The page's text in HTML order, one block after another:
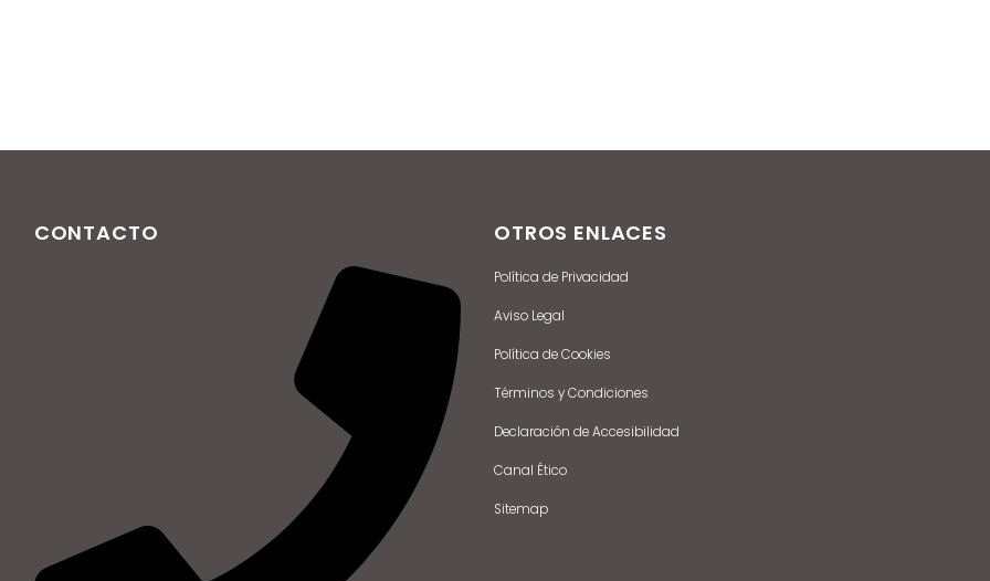
CONTACTO OTROS ENLACES
Política de Privacidad
Aviso Legal
Política de Cookies
Términos y Condiciones
Declaración de Accesibilidad
Canal Ético
Sitemap